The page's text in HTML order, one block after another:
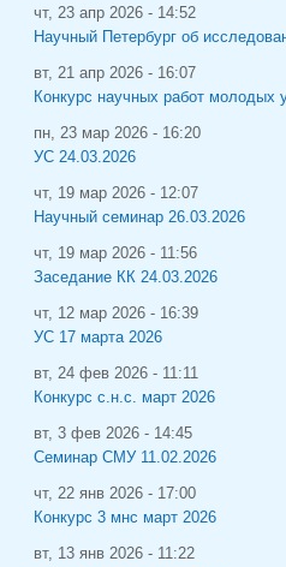
чт, 23 апр 2026 - 14:52
Научный Петербург об
вт, 21 апр 2026 - 16:07
Конкурс научных работ молодых
пн, 23 мар 2026 - 16:20
УС 24.03.2026
чт, 19 мар 2026 - 12:07
Научный семинар 26.03.2026
чт, 19 мар 2026 - 11:56
Заседание КК 24.03.2026
чт, 12 мар 2026 - 16:39
УС 17 марта 2026
вт, 24 фев 2026 - 11:11
Конкурс с.н.с. март 2026
вт, 3 фев 2026 - 14:45
Семинар СМУ 11.02.2026
чт, 22 янв 2026 - 17:00
Конкурс 3 мнс март 2026
вт, 13 янв 2026 - 11:22